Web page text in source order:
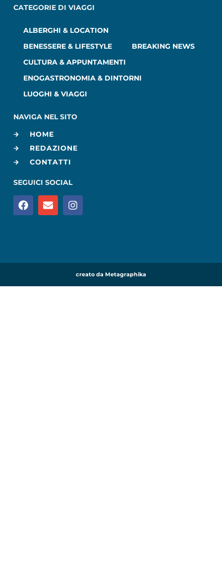
CATEGORIE DI VIAGGI
ALBERGHI & LOCATION
BENESSERE & LIFESTYLE
BREAKING NEWS
CULTURA & APPUNTAMENTI
ENOGASTRONOMIA & DINTORNI
LUOGHI & VIAGGI
NAVIGA NEL SITO
HOME
REDAZIONE
CONTATTI
SEGUICI SOCIAL
creato da Metagraphika